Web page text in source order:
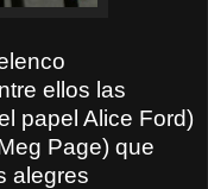
ellos las
papel Alice Ford)
Page) que
alegres